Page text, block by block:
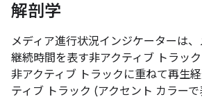
解剖学
メディア進行状況インジケーターは
継続時間を表す非アクティブ トラック
非アクティブ トラックに重ねて再生
ティブ トラック (アクセント カラー